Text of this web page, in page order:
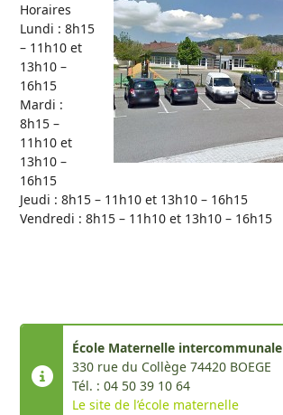
Horaires
Lundi : 8h15
– 11h10 et
13h10 –
16h15
Mardi :
8h15 –
11h10 et
13h10 –
16h15
Jeudi : 8h15 – 11h10 et 13h10 – 16h15
Vendredi : 8h15 – 11h10 et 13h10 – 16h15
École Maternelle intercommunale
330 rue du Collège 74420 BOEGE
Tél. : 04 50 39 10 64
Le site de l’école maternelle